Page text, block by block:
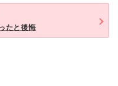
たと後悔